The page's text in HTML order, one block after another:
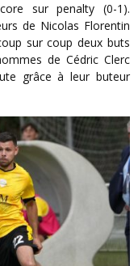
sur penalty (0-1).
de Nicolas Florentin
sur coup deux buts
de Cédric Clerc
grâce à leur buteur